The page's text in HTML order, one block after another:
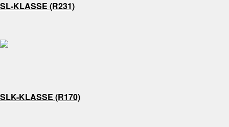
SL-KLASSE (R231)
SLK-KLASSE (R170)